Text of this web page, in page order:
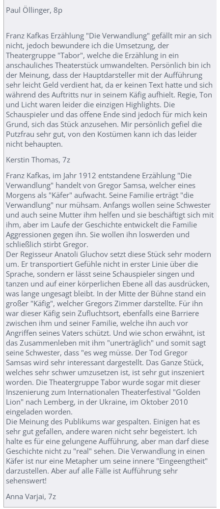
Paul Öllinger, 8p
Franz Kafkas Erzählung "Die Verwandlung" gefällt mir an sich
nicht, jedoch bewundere ich die Umsetzung, der
Theatergruppe "Tabor", welche die Erzählung in ein
anschauliches Theaterstück umwandelten. Persönlich bin ich
der Meinung, dass der Hauptdarsteller mit der Aufführung
sehr leicht Geld verdient hat, da er keinen Text hatte und sich
während des Auftritts nur in seinem Käfig aufhielt. Regie, Ton
und Licht waren leider die einzigen Highlights. Die
Schauspieler und das offene Ende sind jedoch für mich kein
Grund, sich das Stück anzusehen. Mir persönlich gefiel die
Putzfrau sehr gut, von den Kostümen kann ich das leider
nicht behaupten.
Kerstin Thomas, 7z
Franz Kafkas, im Jahr 1912 entstandene Erzählung "Die
Verwandlung" handelt von Gregor Samsa, welcher eines
Morgens als "Käfer" aufwacht. Seine Familie erträgt "die
Verwandlung" nur mühsam. Anfangs wollen seine Schwester
und auch seine Mutter ihm helfen und sie beschäftigt sich mit
ihm, aber im Laufe der Geschichte entwickelt die Familie
Aggressionen gegen ihn. Sie wollen ihn loswerden und
schließlich stirbt Gregor.
Der Regisseur Anatoli Gluchov setzt diese Stück sehr modern
um. Er transportiert Gefühle nicht in erster Linie über die
Sprache, sondern er lässt seine Schauspieler singen und
tanzen und auf einer körperlichen Ebene all das ausdrücken,
was lange ungesagt bleibt. In der Mitte der Bühne stand ein
großer "Käfig", welcher Gregors Zimmer darstellte. Für ihn
war dieser Käfig sein Zufluchtsort, ebenfalls eine Barriere
zwischen ihm und seiner Familie, welche ihn auch vor
Angriffen seines Vaters schützt. Und wie schon erwähnt, ist
das Zusammenleben mit ihm "unerträglich" und somit sagt
seine Schwester, dass "es weg müsse. Der Tod Gregor
Samsas wird sehr interessant dargestellt. Das Ganze Stück,
welches sehr schwer umzusetzen ist, ist sehr gut inszeniert
worden. Die Theatergruppe Tabor wurde sogar mit dieser
Inszenierung zum Internationalen Theaterfestival "Golden
Lion" nach Lemberg, in der Ukraine, im Oktober 2010
eingeladen worden.
Die Meinung des Publikums war gespalten. Einigen hat es
sehr gut gefallen, andere waren nicht sehr begeistert. Ich
halte es für eine gelungene Aufführung, aber man darf diese
Geschichte nicht zu "real" sehen. Die Verwandlung in einen
Käfer ist nur eine Metapher um seine innere "Eingeengtheit"
darzustellen. Aber auf alle Fälle ist Aufführung sehr
sehenswert!
Anna Varjai, 7z